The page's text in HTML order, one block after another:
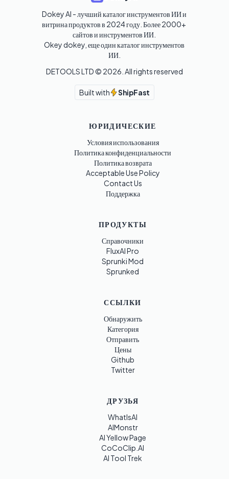
Dokey AI - лучший каталог инструментов ИИ и
витрина продуктов в 2024 году. Более 2000+
сайтов и инструментов ИИ.
Okey dokey, еще один каталог инструментов
ИИ.
DETOOLS LTD © 2026 . All rights reserved
Built with ShipFast
ЮРИДИЧЕСКИЕ
Условия использования
Политика конфиденциальности
Политика возврата
Acceptable Use Policy
Contact Us
Поддержка
ПРОДУКТЫ
Справочники
FluxAI Pro
Sprunki Mod
Sprunked
ССЫЛКИ
Обнаружить
Категория
Отправить
Цены
Github
Twitter
ДРУЗЬЯ
WhatIsAI
AIMonstr
AI Yellow Page
CoCoClip.AI
AI Tool Trek